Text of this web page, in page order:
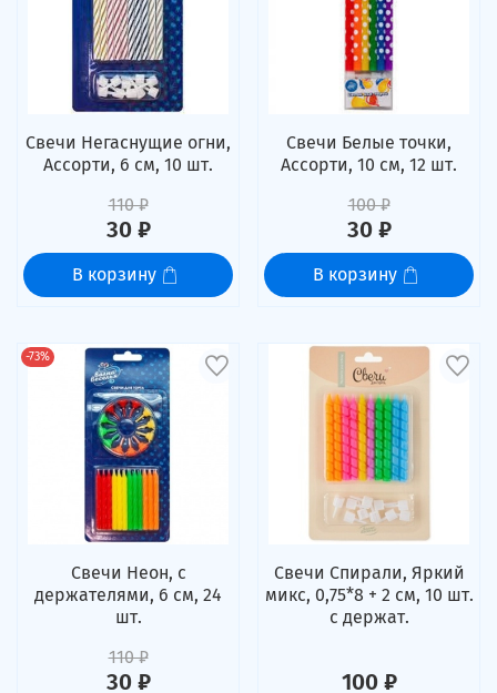
Свечи Негаснущие огни,
Ассорти, 6 см, 10 шт.
110 ₽
30 ₽
В корзину
Свечи Белые точки,
Ассорти, 10 см, 12 шт.
100 ₽
30 ₽
В корзину
-73%
Свечи Неон, с
держателями, 6 см, 24
шт.
110 ₽
30 ₽
Свечи Спирали, Яркий
микс, 0,75*8 + 2 см, 10 шт.
с держат.
100 ₽